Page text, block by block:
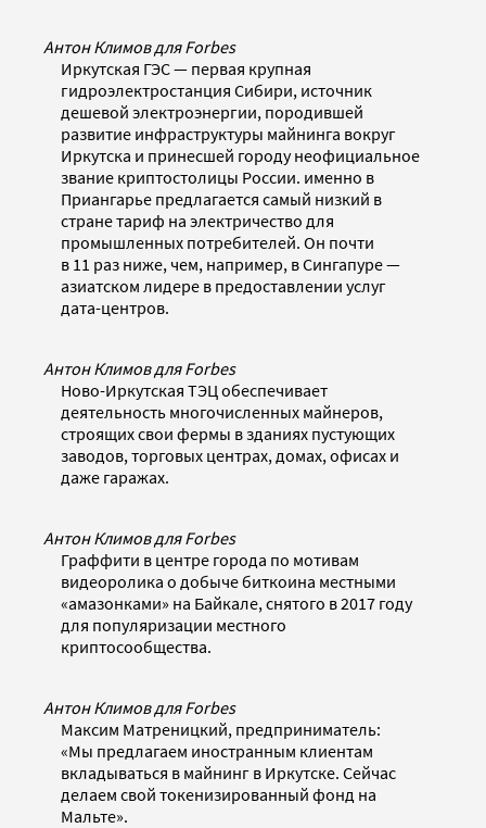
Антон Климов для Forbes
Иркутская ГЭС — первая крупная
гидроэлектростанция Сибири, источник
дешевой электроэнергии, породившей
развитие инфраструктуры майнинга вокруг
Иркутска и принесшей городу неофициальное
звание криптостолицы России. именно в
Приангарье предлагается самый низкий в
стране тариф на электричество для
промышленных потребителей. Он почти
в 11 раз ниже, чем, например, в Сингапуре —
азиатском лидере в предоставлении услуг
дата-центров.
Антон Климов для Forbes
Ново-Иркутская ТЭЦ обеспечивает
деятельность многочисленных майнеров,
строящих свои фермы в зданиях пустующих
заводов, торговых центрах, домах, офисах и
даже гаражах.
Антон Климов для Forbes
Граффити в центре города по мотивам
видеоролика о добыче биткоина местными
«амазонками» на Байкале, снятого в 2017 году
для популяризации местного
криптосообщества.
Антон Климов для Forbes
Максим Матреницкий, предприниматель:
«Мы предлагаем иностранным клиентам
вкладываться в майнинг в Иркутске. Сейчас
делаем свой токенизированный фонд на
Мальте».